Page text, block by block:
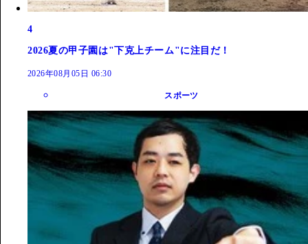
4
2026夏の甲子園は"下克上チーム"に注目だ！
2026年08月05日 06:30
スポーツ